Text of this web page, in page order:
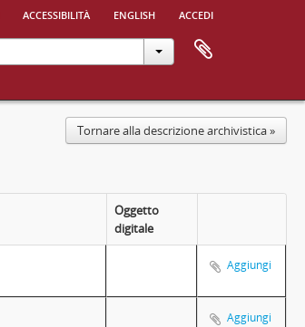
accessibilità english accedi
Tornare alla descrizione archivistica »
Oggetto
digitale
Aggiungi
Aggiungi